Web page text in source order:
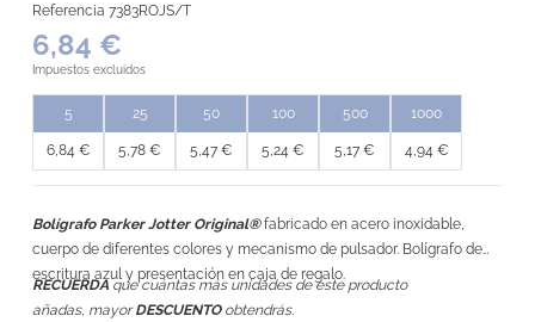
Referencia 7383ROJS/T
6,84 €
Impuestos excluidos
5
6,84 €
25
5,78 €
50
5,47 €
100
5,24 €
500
5,17 €
1000
4,94 €
Bolígrafo Parker Jotter Original®fabricado en acero inoxidable,
cuerpo de diferentes colores y mecanismo de pulsador. Bolígrafo de
escritura azul y presentación en caja de regalo.
RECUERDA que cuántas más unidades de este producto
añadas, mayorDESCUENTOobtendrás.